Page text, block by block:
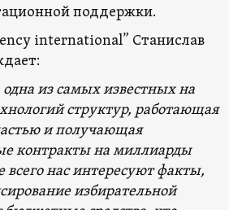
поддержки.
international” Станислав
из самых известных на
структур, работающая
и получающая
контракты на миллиарды
нас интересуют факты,
избирательной